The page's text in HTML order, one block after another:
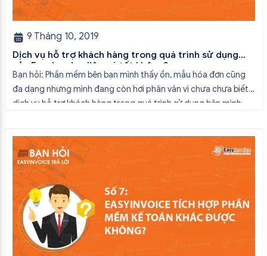
9 Tháng 10, 2019
Dịch vụ hỗ trợ khách hàng trong quá trình sử dụng
của EasyInvoice liệu có tốt không?
Bạn hỏi: Phần mềm bên bạn mình thấy ổn, mẫu hóa đơn cũng
đa dạng nhưng mình đang còn hơi phân vân vì chưa chưa biết
dịch vụ hỗ trợ khách hàng trong quá trình sử dụng bên mình